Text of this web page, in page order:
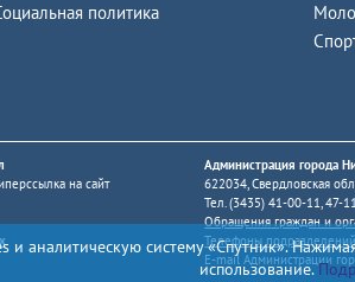
политика
на сайт
Администрация города
622034, Свердловская
Тел. (3435) 41-00-11, 47-
Обращения граждан и
Телефоны
E-mail Администрации
и аналитическую систему «Спутник».
использование.